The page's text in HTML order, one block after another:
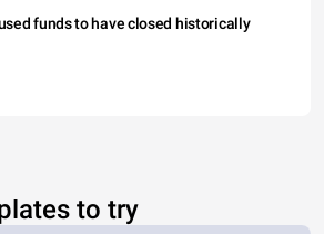
funds to have closed historically
to try